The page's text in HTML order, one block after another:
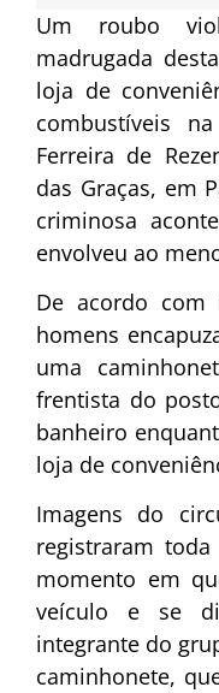
Um roubo
madrugada
loja de
combustíveis
Ferreira de
das Graças, em
criminosa
envolveu ao
De acordo com
homens
uma
frentista do
banheiro
loja de
Imagens do
registraram
momento em
veículo e se
integrante do
caminhonete,